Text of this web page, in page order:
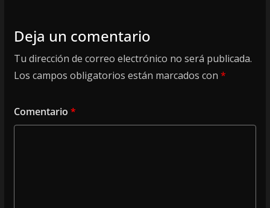
Deja un comentario
Tu dirección de correo electrónico no será publicada.
Los campos obligatorios están marcados con *
Comentario *